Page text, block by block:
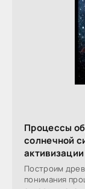
Процессы
солнечной
Построим
понимания